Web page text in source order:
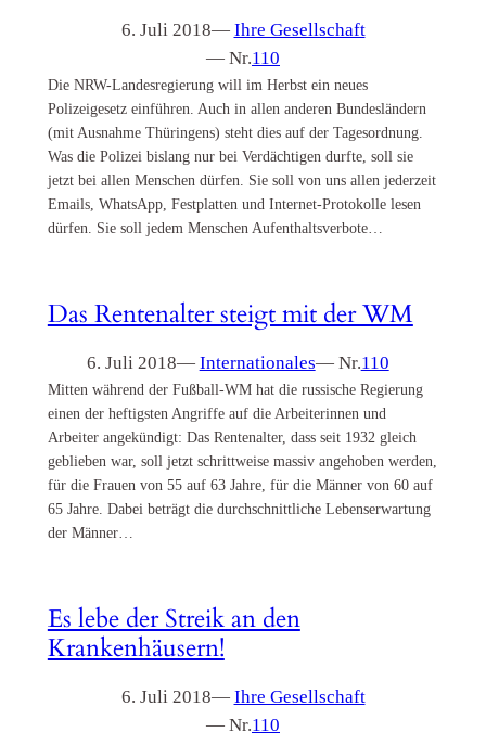
6. Juli 2018— Ihre Gesellschaft
— Nr.110
Die NRW-Landesregierung will im Herbst ein neues
Polizeigesetz einführen. Auch in allen anderen Bundesländern
(mit Ausnahme Thüringens) steht dies auf der Tagesordnung.
Was die Polizei bislang nur bei Verdächtigen durfte, soll sie
jetzt bei allen Menschen dürfen. Sie soll von uns allen jederzeit
Emails, WhatsApp, Festplatten und Internet-Protokolle lesen
dürfen. Sie soll jedem Menschen Aufenthaltsverbote…
Das Rentenalter steigt mit der WM
6. Juli 2018— Internationales— Nr.110
Mitten während der Fußball-WM hat die russische Regierung
einen der heftigsten Angriffe auf die Arbeiterinnen und
Arbeiter angekündigt: Das Rentenalter, dass seit 1932 gleich
geblieben war, soll jetzt schrittweise massiv angehoben werden,
für die Frauen von 55 auf 63 Jahre, für die Männer von 60 auf
65 Jahre. Dabei beträgt die durchschnittliche Lebenserwartung
der Männer…
Es lebe der Streik an den
Krankenhäusern!
6. Juli 2018— Ihre Gesellschaft
— Nr.110